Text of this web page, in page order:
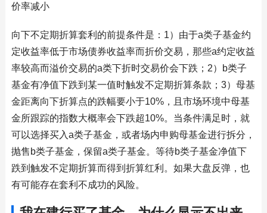
价率减小
向下不定期折算套利的前提条件是：1）由于a类子基金约
定收益率低于市场债券收益率而折价交易，那些a约定收益
率较高而溢价交易的a类下折时交易价会下跌；2）b类子
基金有净值下跌到某一值时触发不定期折算条款；3）母基
金距离向下折算点的跌幅要小于10%，且市场环境中母基
金所跟踪的指数大概率会下跌超10%。当条件满足时，就
可以选择买入a类子基金，或者场内申购母基金进行拆分，
抛售b类子基金，保留a类子基金。等待b类子基金净值下
跌到触发不定期折算而得到折算红利。如果大盘反弹，也
有可能存在套利不成功的风险。